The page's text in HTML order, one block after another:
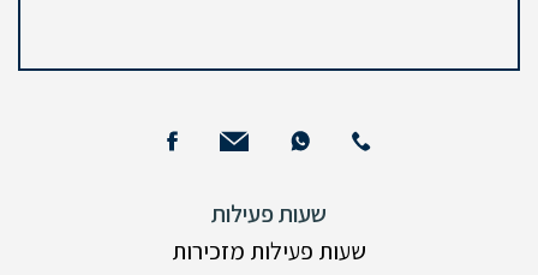
שעות פעילות
שעות פעילות מזכירות